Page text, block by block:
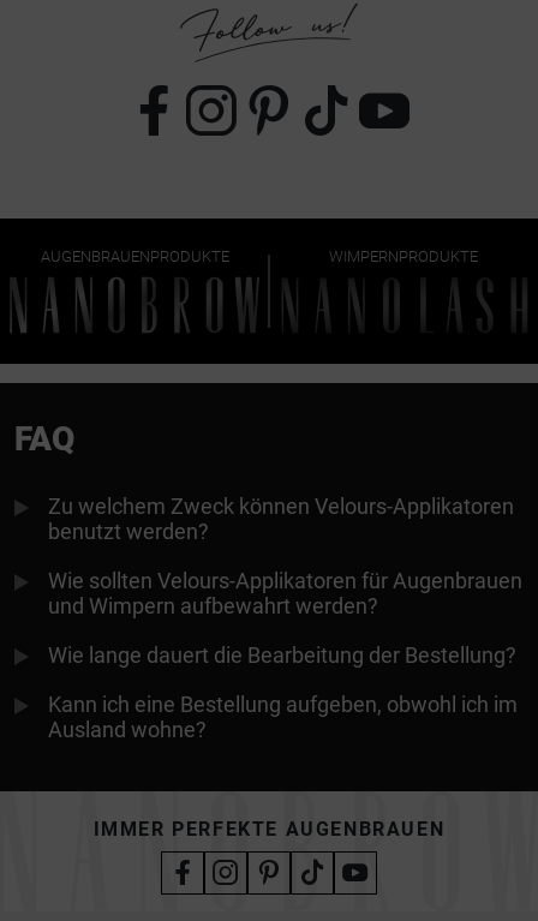
AUGENBRAUENPRODUKTE WIMPERNPRODUKTE
FAQ
Zu welchem Zweck können Velours-Applikatoren
benutzt werden?
Wie sollten Velours-Applikatoren für Augenbrauen
und Wimpern aufbewahrt werden?
Wie lange dauert die Bearbeitung der Bestellung?
Kann ich eine Bestellung aufgeben, obwohl ich im
Ausland wohne?
IMMER PERFEKTE AUGENBRAUEN